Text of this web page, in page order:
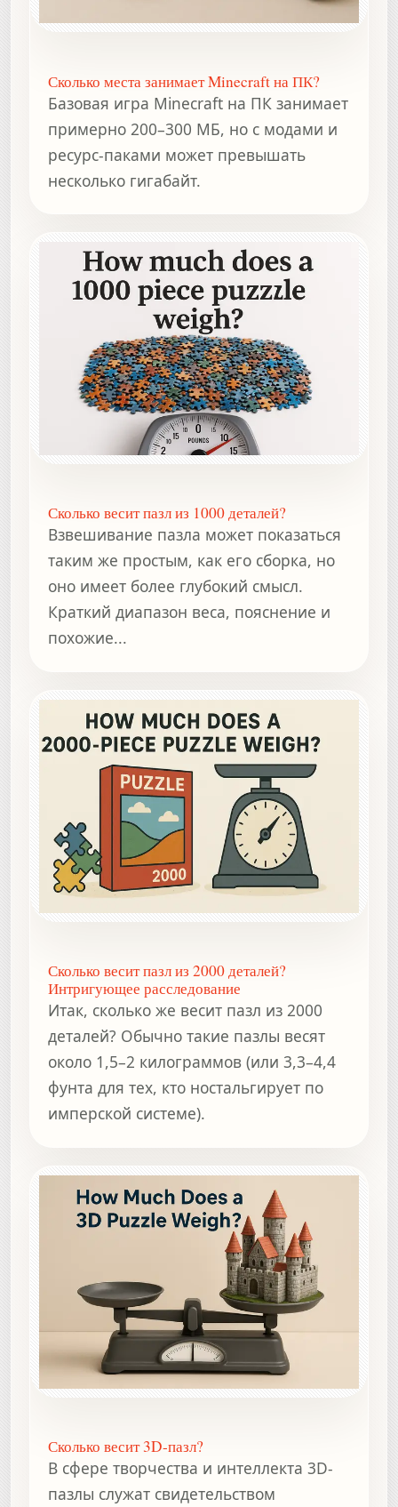
Сколько места занимает Minecraft на ПК?
Базовая игра Minecraft на ПК занимает
примерно 200–300 МБ, но с модами и
ресурс-паками может превышать
несколько гигабайт.
Сколько весит пазл из 1000 деталей?
Взвешивание пазла может показаться
таким же простым, как его сборка, но
оно имеет более глубокий смысл.
Краткий диапазон веса, пояснение и
похожие...
Сколько весит пазл из 2000 деталей?
Интригующее расследование
Итак, сколько же весит пазл из 2000
деталей? Обычно такие пазлы весят
около 1,5–2 килограммов (или 3,3–4,4
фунта для тех, кто ностальгирует по
имперской системе).
Сколько весит 3D-пазл?
В сфере творчества и интеллекта 3D-
пазлы служат свидетельством